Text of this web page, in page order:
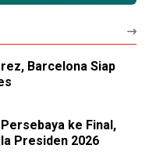
Barcelona Siap
ke Final,
Presiden 2026